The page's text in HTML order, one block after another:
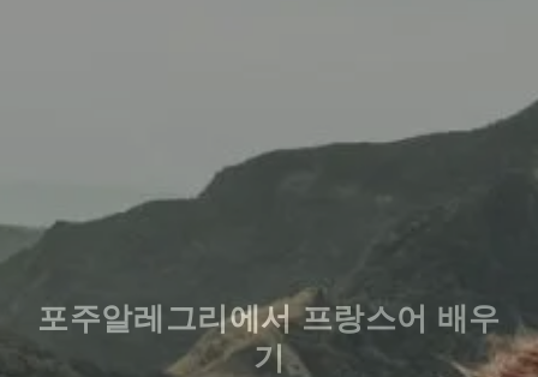
포주알레그리에서 프랑스어 배우
기